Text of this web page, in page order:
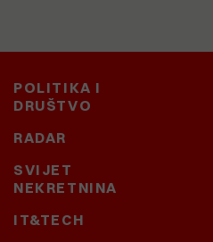
POLITIKA I
DRUŠTVO
RADAR
SVIJET
NEKRETNINA
IT&TECH